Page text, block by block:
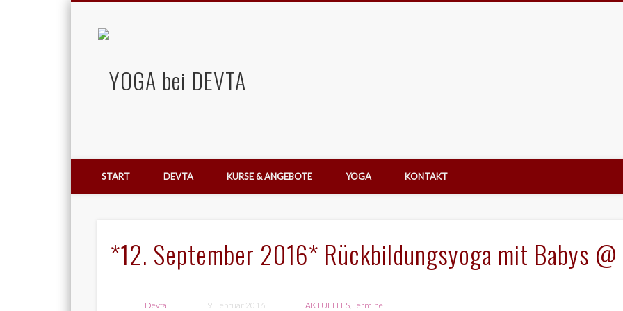
START DEVTA KURSE & ANGEBOTE YOGA KONTAKT
*12. September 2016* Rückbildungsyoga mit Babys @
Devta 9. Februar 2016 AKTUELLES,Termine